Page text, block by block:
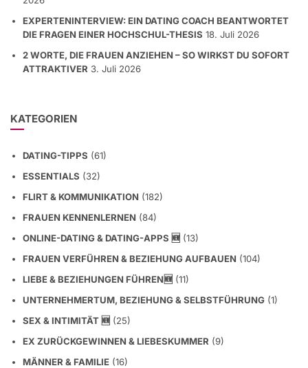
EXPERTENINTERVIEW: EIN DATING COACH BEANTWORTET
DIE FRAGEN EINER HOCHSCHUL-THESIS 18. Juli 2026
2 WORTE, DIE FRAUEN ANZIEHEN – SO WIRKST DU SOFORT
ATTRAKTIVER 3. Juli 2026
KATEGORIEN
DATING-TIPPS (61)
ESSENTIALS (32)
FLIRT & KOMMUNIKATION (182)
FRAUEN KENNENLERNEN (84)
ONLINE-DATING & DATING-APPS 🆕 (13)
FRAUEN VERFÜHREN & BEZIEHUNG AUFBAUEN (104)
LIEBE & BEZIEHUNGEN FÜHREN🆕 (11)
UNTERNEHMERTUM, BEZIEHUNG & SELBSTFÜHRUNG (1)
SEX & INTIMITÄT 🆕 (25)
EX ZURÜCKGEWINNEN & LIEBESKUMMER (9)
MÄNNER & FAMILIE (16)